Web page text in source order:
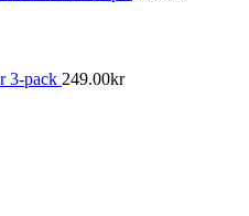
3-pack 249.00kr